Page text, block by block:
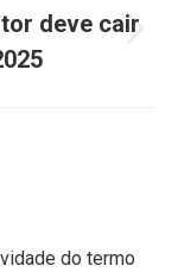
deve cair
do termo